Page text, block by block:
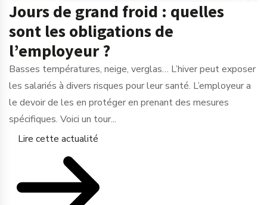
Jours de grand froid : quelles
sont les obligations de
l’employeur ?
Basses températures, neige, verglas… L’hiver peut exposer
les salariés à divers risques pour leur santé. L’employeur a
le devoir de les en protéger en prenant des mesures
spécifiques. Voici un tour...
Lire cette actualité